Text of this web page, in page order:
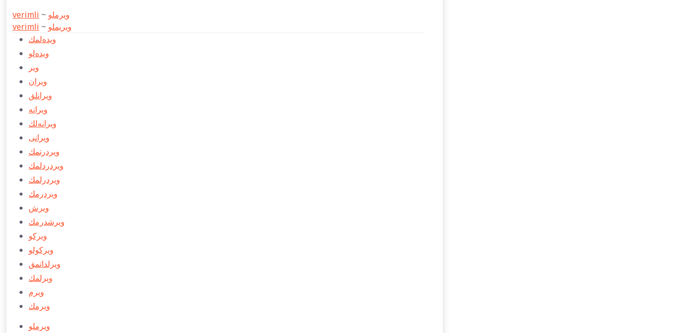
verimli ~ ویرملو
verimli ~ ویریملو
ویده‌لمك
ویده‌لو
ویر
ویران
ویرانلق
ویرانه
ویرانه‌لك
ویرانی
ویردرتمك
ویردردلمك
ویردرلمك
ويردرمك
ویرش
ویرشدرمك
ویركو
ویركولو
ویرلداتمق
ویرلمك
ویرم
ویرمك
ویرملو